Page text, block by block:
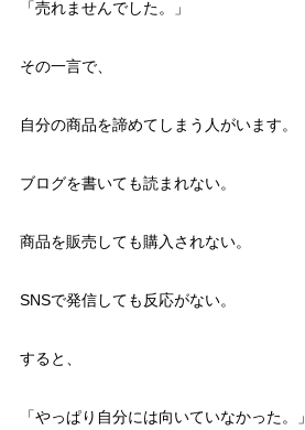
「売れませんでした。」
その一言で、
自分の商品を諦めてしまう人がいます。
ブログを書いても読まれない。
商品を販売しても購入されない。
SNSで発信しても反応がない。
すると、
「やっぱり自分には向いていなかった。」